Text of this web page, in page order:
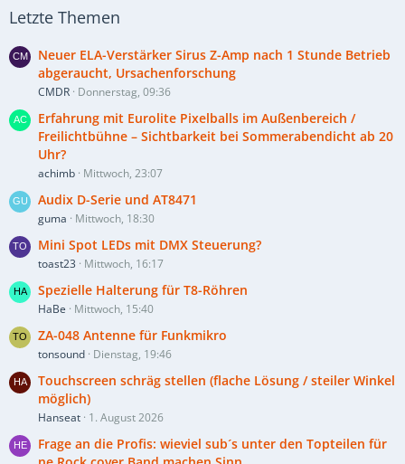
Letzte Themen
Neuer ELA-Verstärker Sirus Z-Amp nach 1 Stunde Betrieb
abgeraucht, Ursachenforschung
CMDR Donnerstag, 09:36
Erfahrung mit Eurolite Pixelballs im Außenbereich /
Freilichtbühne – Sichtbarkeit bei Sommerabendicht ab 20
Uhr?
achimb Mittwoch, 23:07
Audix D-Serie und AT8471
guma Mittwoch, 18:30
Mini Spot LEDs mit DMX Steuerung?
toast23 Mittwoch, 16:17
Spezielle Halterung für T8-Röhren
HaBe Mittwoch, 15:40
ZA-048 Antenne für Funkmikro
tonsound Dienstag, 19:46
Touchscreen schräg stellen (flache Lösung / steiler Winkel
möglich)
Hanseat 1. August 2026
Frage an die Profis: wieviel sub´s unter den Topteilen für